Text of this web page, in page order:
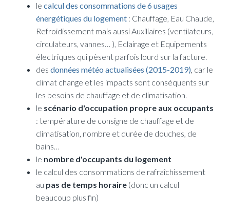
le calcul des consommations de 6 usages
énergétiques du logement : Chauffage, Eau Chaude,
Refroidissement mais aussi Auxiliaires (ventilateurs,
circulateurs, vannes… ), Eclairage et Equipements
électriques qui pèsent parfois lourd sur la facture.
des données météo actualisées (2015-2019), car le
climat change et les impacts sont conséquents sur
les besoins de chauffage et de climatisation.
le scénario d'occupation propre aux occupants
: température de consigne de chauffage et de
climatisation, nombre et durée de douches, de
bains…
le nombre d'occupants du logement
le calcul des consommations de rafraîchissement
au pas de temps horaire (donc un calcul
beaucoup plus fin)